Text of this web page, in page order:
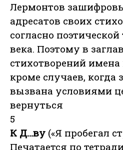
Лермонтов
адресатов своих
согласно
века. Поэтому в
стихотворений
кроме случаев, когда
вызвана условиями
вернуться
5
К Д…ву («Я пробегал
Печатается по